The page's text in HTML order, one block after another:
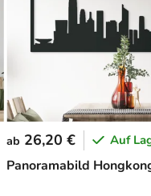
Panoramabild
ab 26,20 € Auf